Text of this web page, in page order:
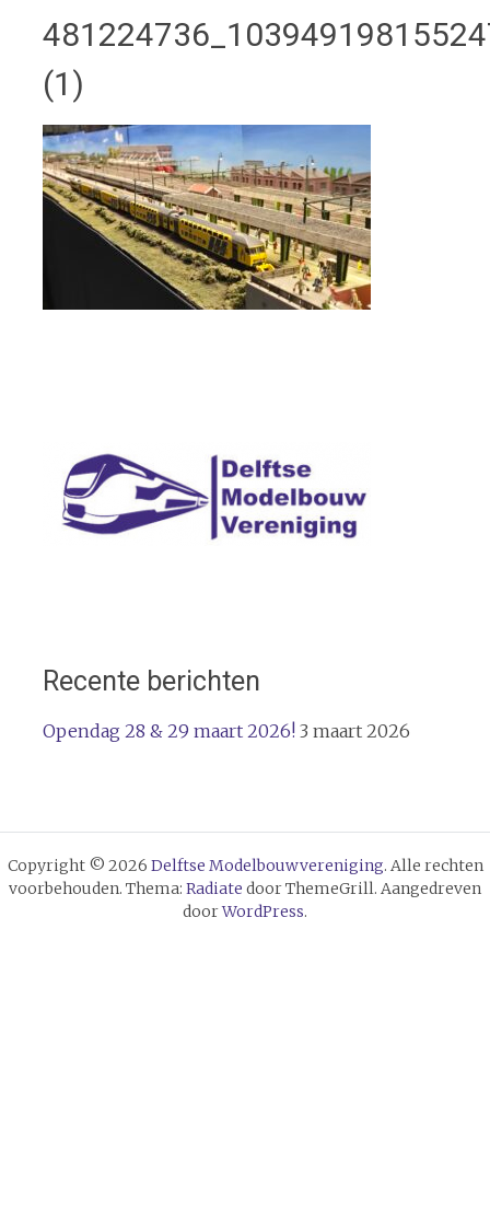
(1)
Recente berichten
Opendag 28 & 29 maart 2026! 3 maart 2026
Copyright © 2026 Delftse Modelbouwvereniging. Alle rechten
voorbehouden. Thema: Radiate door ThemeGrill. Aangedreven
doorWordPress.